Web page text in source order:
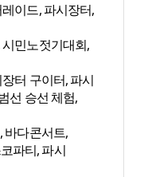
이드, 파시장터,
민노젓기대회,
터 구이터, 파시
선 승선 체험,
바다콘서트,
파티, 파시